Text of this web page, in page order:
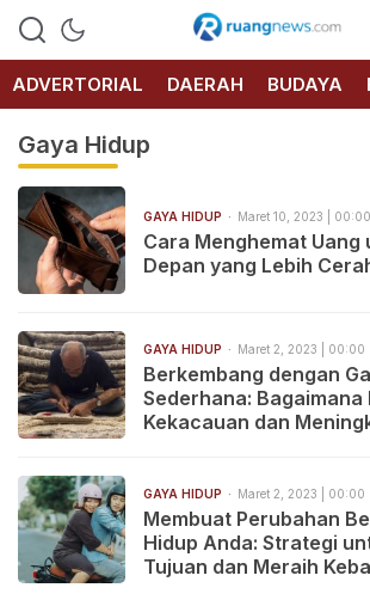
RUANG
NEWS
ADVERTORIAL
DAERAH BUDAYA
Gaya Hidup
GAYA HIDUP Maret 10, 2023 | 00:00
Cara Menghemat Uang
Depan yang Lebih
GAYA HIDUP Maret 2, 2023 | 00:00
Berkembang dengan
Sederhana: Bagaimana
Kekacauan dan
GAYA HIDUP Maret 2, 2023 | 00:00
Membuat Perubahan
Hidup Anda: Strategi
Tujuan dan Meraih